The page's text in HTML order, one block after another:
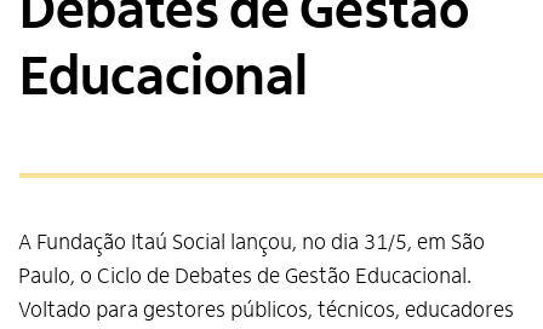
Educacional
A Fundação Itaú Social lançou, no dia 31/5, em São
Paulo, o Ciclo de Debates de Gestão Educacional.
Voltado para gestores públicos, técnicos, educadores